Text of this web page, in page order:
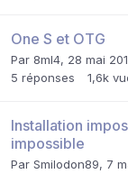
One S et OTG
Par 8ml4, 28 mai
5 réponses 1,6k
Installation
impossible
Par Smilodon89, 7